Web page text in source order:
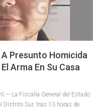
A Presunto Homicida
Arma En Su Casa
La Fiscalía General del Estado
Distrito Sur, tras 13 horas de